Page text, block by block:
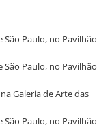
São Paulo, no Pavilhão
São Paulo, no Pavilhão
Galeria de Arte das
São Paulo, no Pavilhão